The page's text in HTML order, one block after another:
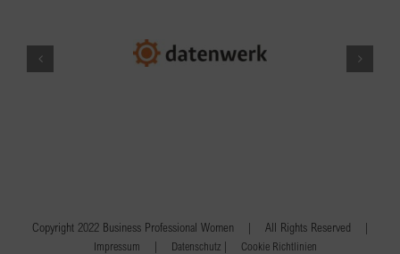
Copyright 2022 Business Professional Women | All Rights Reserved |
Impressum | Datenschutz | Cookie Richtlinien